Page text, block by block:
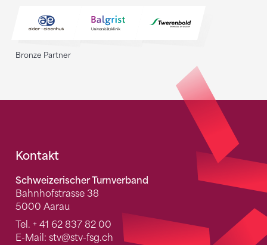
Bronze Partner
Fusszeile
Kontakt
Schweizerischer Turnverband
Bahnhofstrasse 38
5000 Aarau
Tel. + 41 62 837 82 00
E-Mail: stv@stv-fsg.ch